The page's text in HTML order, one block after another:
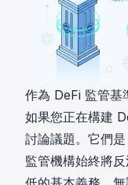
作為 DeFi 監管
如果您正在構建
討論議題。它們
監管機構始終將